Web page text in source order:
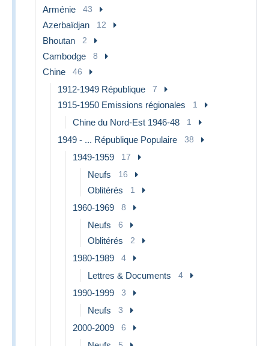
Arménie 43
Azerbaïdjan 12
Bhoutan 2
Cambodge 8
Chine 46
1912-1949 République 7
1915-1950 Emissions régionales 1
Chine du Nord-Est 1946-48 1
1949 - ... République Populaire 38
1949-1959 17
Neufs 16
Oblitérés 1
1960-1969 8
Neufs 6
Oblitérés 2
1980-1989 4
Lettres & Documents 4
1990-1999 3
Neufs 3
2000-2009 6